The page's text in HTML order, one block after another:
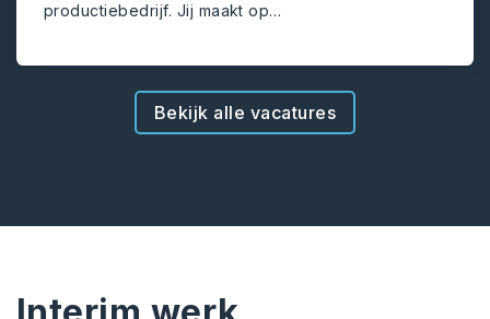
productiebedrijf. Jij maakt op
Bekijk alle vacatures